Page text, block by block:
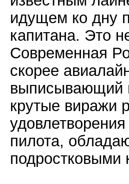
идущем ко дну
капитана. Это
Современная
скорее
выписывающий
крутые виражи
пилота,
подростковыми